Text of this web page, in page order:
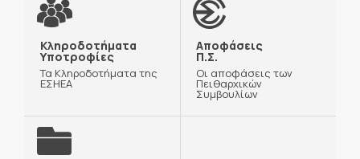
Κληροδοτήματα
Υποτροφίες
Τα Κληροδοτήματα της
ΕΣΗΕΑ
Αποφάσεις
Π.Σ.
Οι αποφάσεις των
Πειθαρχικών
Συμβουλίων